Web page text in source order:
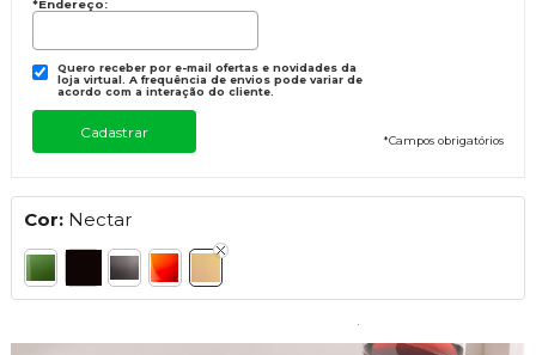
*Endereço:
Quero receber por e-mail ofertas e novidades da
loja virtual. A frequência de envios pode variar de
acordo com a interação do cliente.
*Campos obrigatórios
Cor: Nectar